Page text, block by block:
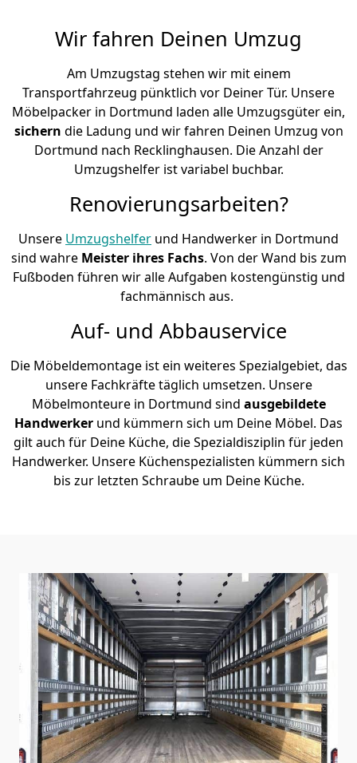
Wir fahren Deinen Umzug
Am Umzugstag stehen wir mit einem
Transportfahrzeug pünktlich vor Deiner Tür. Unsere
Möbelpacker in Dortmund laden alle Umzugsgüter ein,
sichern die Ladung und wir fahren Deinen Umzug von
Dortmund nach Recklinghausen. Die Anzahl der
Umzugshelfer ist variabel buchbar.
Renovierungsarbeiten?
Unsere Umzugshelfer und Handwerker in Dortmund
sind wahre Meister ihres Fachs. Von der Wand bis zum
Fußboden führen wir alle Aufgaben kostengünstig und
fachmännisch aus.
Auf- und Abbauservice
Die Möbeldemontage ist ein weiteres Spezialgebiet, das
unsere Fachkräfte täglich umsetzen. Unsere
Möbelmonteure in Dortmund sind ausgebildete
Handwerker und kümmern sich um Deine Möbel. Das
gilt auch für Deine Küche, die Spezialdisziplin für jeden
Handwerker. Unsere Küchenspezialisten kümmern sich
bis zur letzten Schraube um Deine Küche.